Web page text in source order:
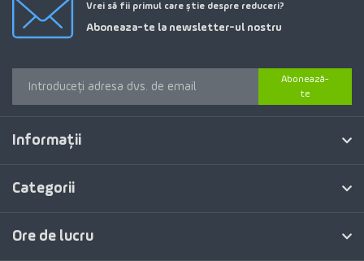
Vrei să fii primul care știe despre reduceri?
Aboneaza-te la newsletter-ul nostru
Abonează-
te
Informaţii
Categorii
Ore de lucru